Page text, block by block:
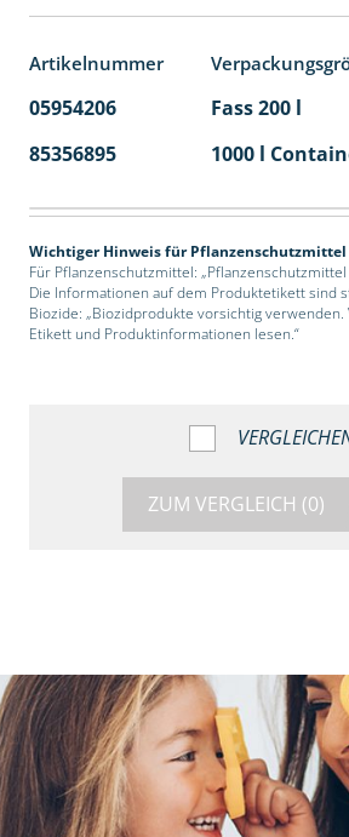
Artikelnummer
05954206 Fass 200 l
85356895
1000 l
Wichtiger Hinweis für
Für Pflanzenschutzmittel:
Die Informationen auf dem Produktetikett sind
Biozide: „Biozidprodukte vorsichtig verwenden.
Etikett und Produktinformationen lesen.“
ZUM VERGLEICH (0)